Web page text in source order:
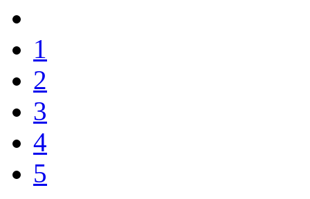
1
2
3
4
5